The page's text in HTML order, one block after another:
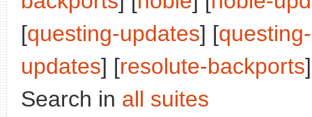
[questing-updates] [
updates] [resolute-backports
Search in all suites